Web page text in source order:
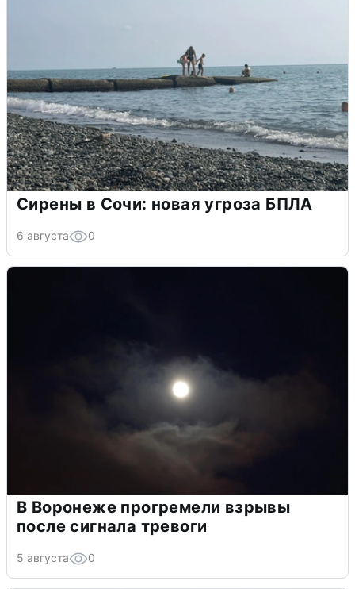
Сирены в Сочи: новая угроза БПЛА
6 августа 0
В Воронеже прогремели взрывы
после сигнала тревоги
5 августа 0